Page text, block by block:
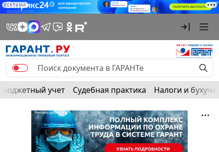
РЕКЛАМА
Бюджетный учет Судебная практика Налоги и